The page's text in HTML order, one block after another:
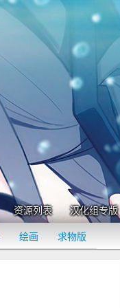
资源列表 汉化组专版
绘画 求物版